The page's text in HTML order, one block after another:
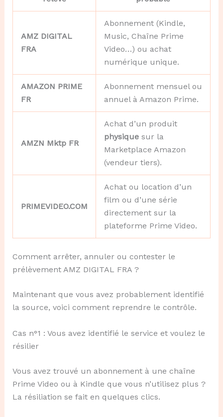
AMZ DIGITAL
FRA
Abonnement (Kindle,
Music, Chaîne Prime
Video…) ou achat
numérique unique.
AMAZON PRIME
FR
Abonnement mensuel ou
annuel à Amazon Prime.
AMZN Mktp FR
Achat d’un produit
physique sur la
Marketplace Amazon
(vendeur tiers).
PRIMEVIDEO.COM
Achat ou location d’un
film ou d’une série
directement sur la
plateforme Prime Video.
Comment arrêter, annuler ou contester le
prélèvement AMZ DIGITAL FRA ?
Maintenant que vous avez probablement identifié
la source, voici comment reprendre le contrôle.
Cas n°1 : Vous avez identifié le service et voulez le
résilier
Vous avez trouvé un abonnement à une chaîne
Prime Video ou à Kindle que vous n’utilisez plus ?
La résiliation se fait en quelques clics.